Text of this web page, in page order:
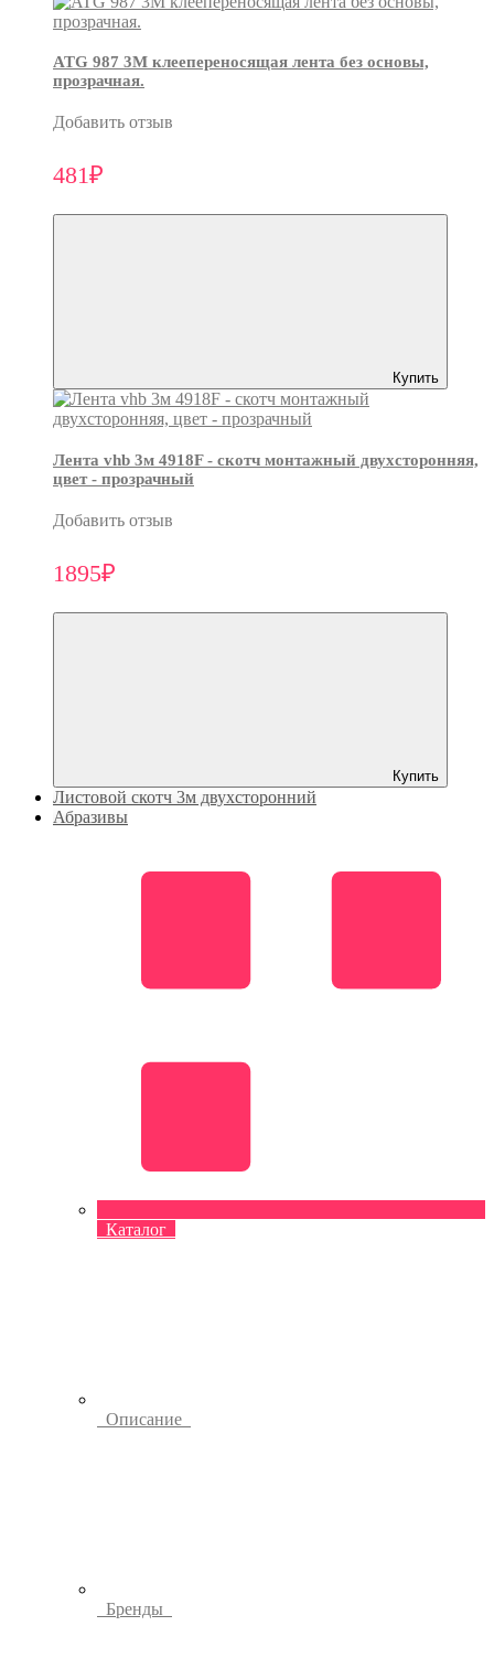
ATG 987 3М клеепереносящая лента без основы,
прозрачная.
Добавить отзыв
481₽
Купить
Лента vhb 3м 4918F - скотч монтажный двухсторонняя,
цвет - прозрачный
Добавить отзыв
1895₽
Купить
Листовой скотч 3м двухсторонний
Абразивы
Каталог
Описание
Бренды